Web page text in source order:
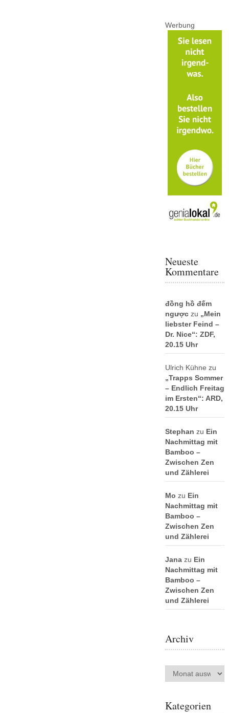
Werbung
Neueste
Kommentare
đồng hồ đếm
ngượczu „Mein
liebster Feind –
Dr. Nice“: ZDF,
20.15 Uhr
Ulrich Kühne zu
„Trapps Sommer
– Endlich Freitag
im Ersten“: ARD,
20.15 Uhr
Stephan zu Ein
Nachmittag mit
Bamboo –
Zwischen Zen
und Zählerei
Mo zu Ein
Nachmittag mit
Bamboo –
Zwischen Zen
und Zählerei
Janazu Ein
Nachmittag mit
Bamboo –
Zwischen Zen
und Zählerei
Archiv
Archiv
Kategorien